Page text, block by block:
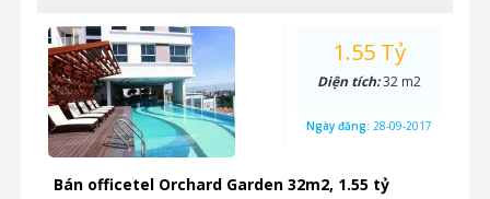
Bán officetel Orchard Garden 32m2, 1.55 tỷ
1.55 Tỷ
Diện tích:32 m2
Ngày đăng: 28-09-2017